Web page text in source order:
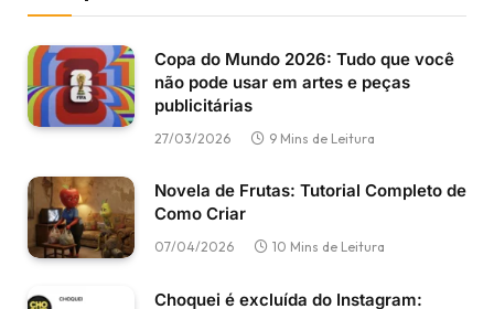
Copa do Mundo 2026: Tudo que você
não pode usar em artes e peças
publicitárias
27/03/2026 9 Mins de Leitura
Novela de Frutas: Tutorial Completo de
Como Criar
07/04/2026 10 Mins de Leitura
Choquei é excluída do Instagram: